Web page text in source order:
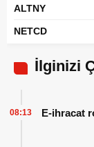
ALTNY
NETCD
İlginizi
E-ihracat
08:13